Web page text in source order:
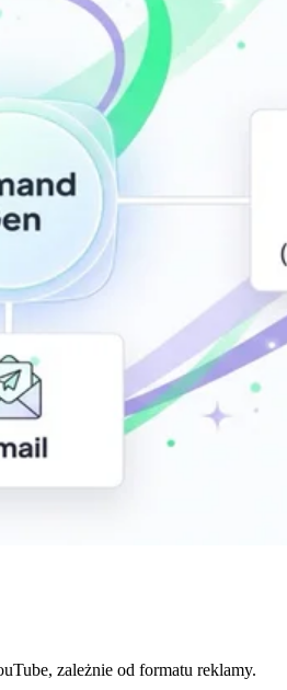
zależnie od formatu reklamy.